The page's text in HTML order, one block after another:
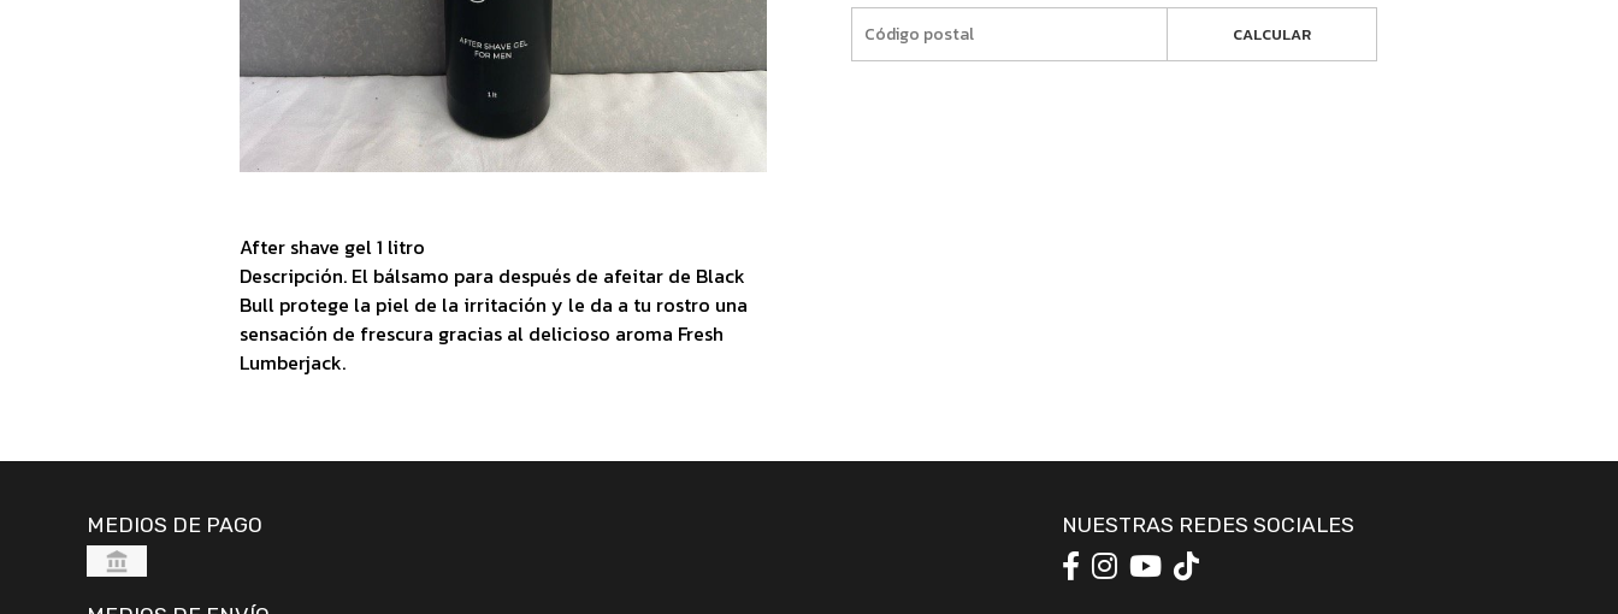
After shave gel 1 litro
Descripción. El bálsamo para después de afeitar de Black
Bull protege la piel de la irritación y le da a tu rostro una
sensación de frescura gracias al delicioso aroma Fresh
Lumberjack.
CALCULAR
MEDIOS DE PAGO NUESTRAS REDES SOCIALES